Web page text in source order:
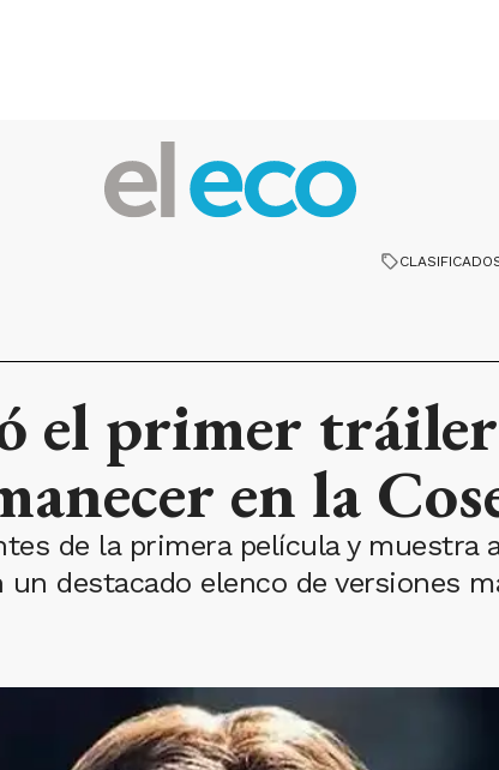
el primer tráiler
en la
de la primera película y muestra
destacado elenco de versiones